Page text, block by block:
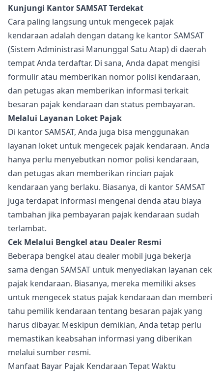
Kunjungi Kantor SAMSAT Terdekat
Cara paling langsung untuk mengecek pajak
kendaraan adalah dengan datang ke kantor SAMSAT
(Sistem Administrasi Manunggal Satu Atap) di daerah
tempat Anda terdaftar. Di sana, Anda dapat mengisi
formulir atau memberikan nomor polisi kendaraan,
dan petugas akan memberikan informasi terkait
besaran pajak kendaraan dan status pembayaran.
Melalui Layanan Loket Pajak
Di kantor SAMSAT, Anda juga bisa menggunakan
layanan loket untuk mengecek pajak kendaraan. Anda
hanya perlu menyebutkan nomor polisi kendaraan,
dan petugas akan memberikan rincian pajak
kendaraan yang berlaku. Biasanya, di kantor SAMSAT
juga terdapat informasi mengenai denda atau biaya
tambahan jika pembayaran pajak kendaraan sudah
terlambat.
Cek Melalui Bengkel atau Dealer Resmi
Beberapa bengkel atau dealer mobil juga bekerja
sama dengan SAMSAT untuk menyediakan layanan cek
pajak kendaraan. Biasanya, mereka memiliki akses
untuk mengecek status pajak kendaraan dan memberi
tahu pemilik kendaraan tentang besaran pajak yang
harus dibayar. Meskipun demikian, Anda tetap perlu
memastikan keabsahan informasi yang diberikan
melalui sumber resmi.
Manfaat Bayar Pajak Kendaraan Tepat Waktu